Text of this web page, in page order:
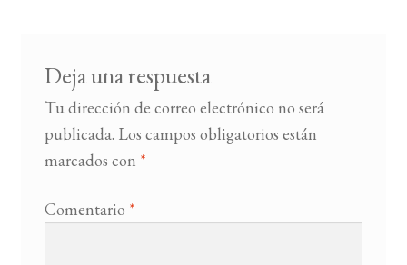
Deja una respuesta
Tu dirección de correo electrónico no será
publicada. Los campos obligatorios están
marcados con *
Comentario *